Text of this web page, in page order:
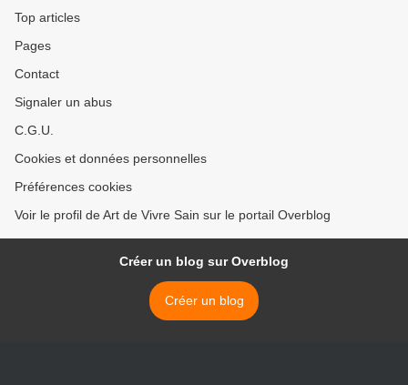
Top articles
Pages
Contact
Signaler un abus
C.G.U.
Cookies et données personnelles
Préférences cookies
Voir le profil de Art de Vivre Sain sur le portail Overblog
Créer un blog sur Overblog
Créer un blog